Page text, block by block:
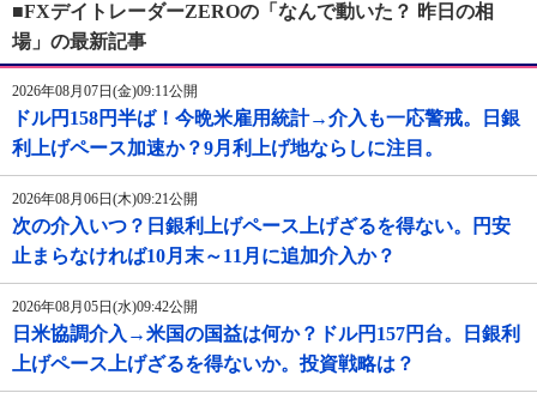
■FXデイトレーダーZEROの「なんで動いた？ 昨日の相
場」の最新記事
2026年08月07日(金)09:11公開
ドル円158円半ば！今晩米雇用統計→介入も一応警戒。日銀
利上げペース加速か？9月利上げ地ならしに注目。
2026年08月06日(木)09:21公開
次の介入いつ？日銀利上げペース上げざるを得ない。円安
止まらなければ10月末～11月に追加介入か？
2026年08月05日(水)09:42公開
日米協調介入→米国の国益は何か？ドル円157円台。日銀利
上げペース上げざるを得ないか。投資戦略は？